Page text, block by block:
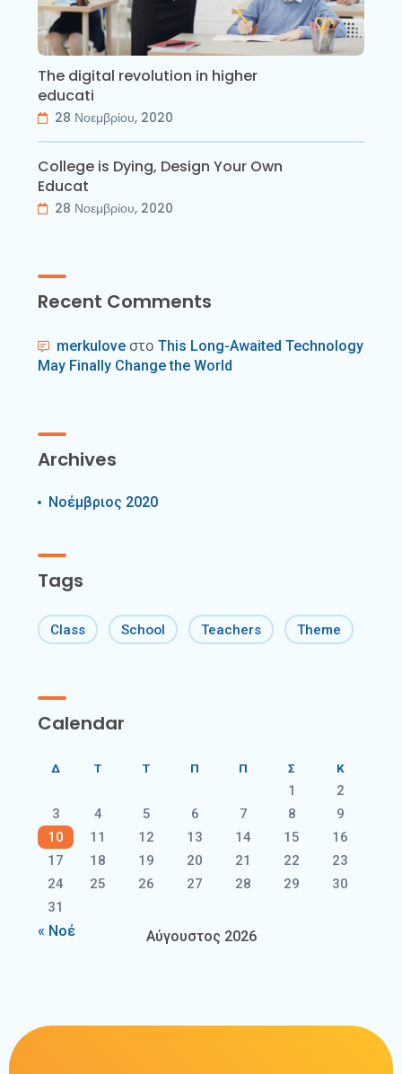
The digital revolution in higher
educati
28 Νοεμβρίου, 2020
College is Dying, Design Your Own
Educat
28 Νοεμβρίου, 2020
Recent Comments
merkulove στο This Long-Awaited Technology
May Finally Change the World
Archives
Νοέμβριος 2020
Tags
Class School Teachers Theme
Calendar
Αύγουστος 2026
Δ Τ Τ Π Π Σ Κ
1
2
3
4 5 6 7 8
9
10
11 12 13 14 15
16
17
18 19 20 21 22
23
24
25 26 27 28 29
30
31
« Νοέ